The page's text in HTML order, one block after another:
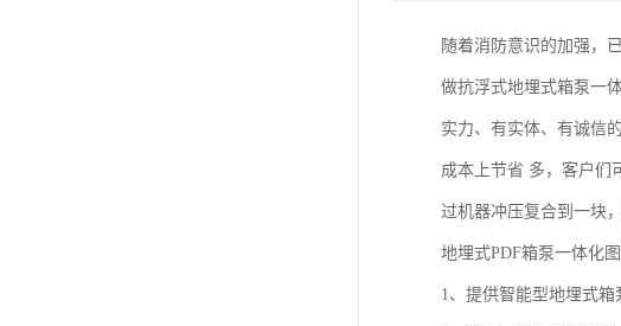
随着消防意识的加强，
做抗浮式地埋式箱泵一
实力、有实体、有诚信
成本上节省 多，客户们
过机器冲压复合到一块
地埋式PDF箱泵一体化
1、提供智能型地埋式